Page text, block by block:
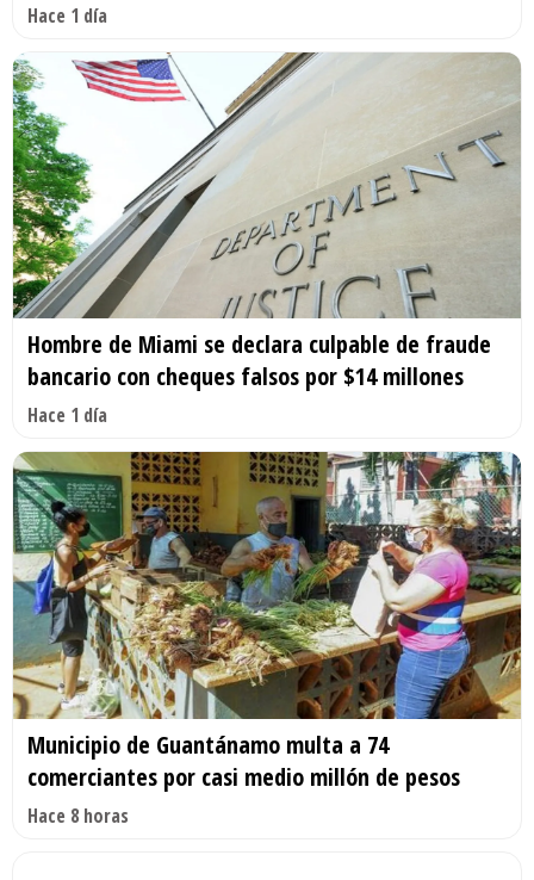
Hace 1 día
Hombre de Miami se declara culpable de fraude
bancario con cheques falsos por $14 millones
Hace 1 día
Municipio de Guantánamo multa a 74
comerciantes por casi medio millón de pesos
Hace 8 horas